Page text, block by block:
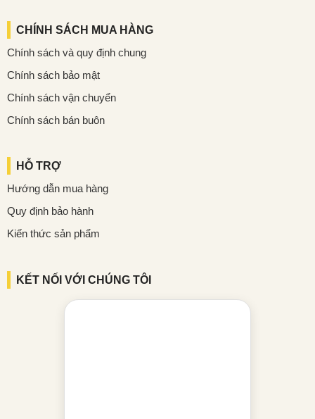
CHÍNH SÁCH MUA HÀNG
Chính sách và quy định chung
Chính sách bảo mật
Chính sách vận chuyển
Chính sách bán buôn
HỖ TRỢ
Hướng dẫn mua hàng
Quy định bảo hành
Kiến thức sản phẩm
KẾT NỐI VỚI CHÚNG TÔI